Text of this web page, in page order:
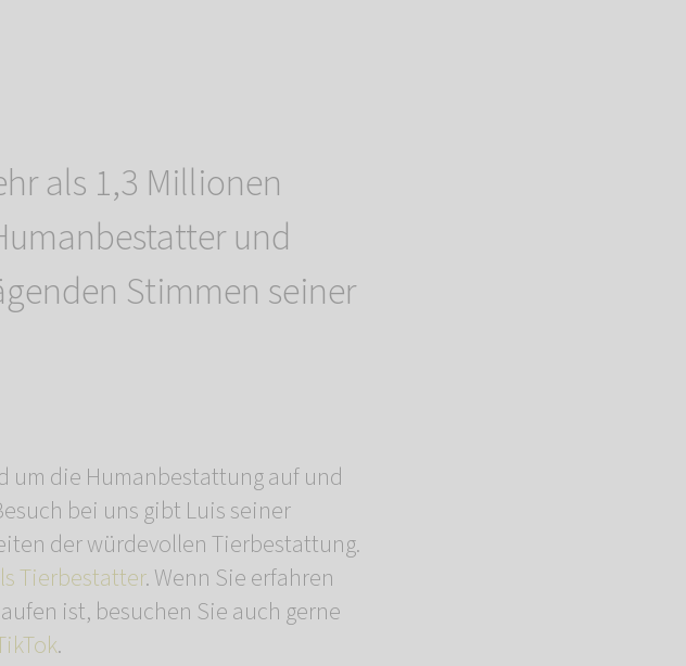
als 1,3 Millionen
und
Stimmen seiner
um die Humanbestattung auf und
bei uns gibt Luis seiner
der würdevollen Tierbestattung.
Tierbestatter. Wenn Sie erfahren
ist, besuchen Sie auch gerne
.